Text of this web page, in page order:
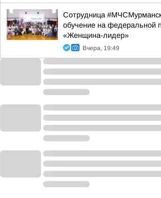
Сотрудница
обучение на федеральной
«Женщина-лидер»
Вчера, 19:49